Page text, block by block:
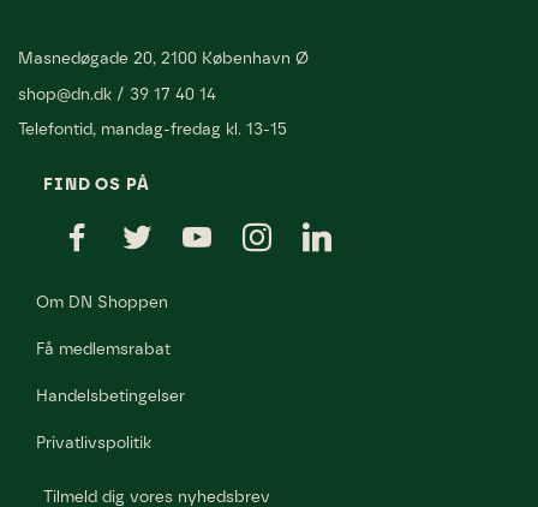
Masnedøgade 20, 2100 København Ø
shop@dn.dk / 39 17 40 14
Telefontid, mandag-fredag kl. 13-15
FIND OS PÅ
Om DN Shoppen
Få medlemsrabat
Handelsbetingelser
Privatlivspolitik
Tilmeld dig vores nyhedsbrev